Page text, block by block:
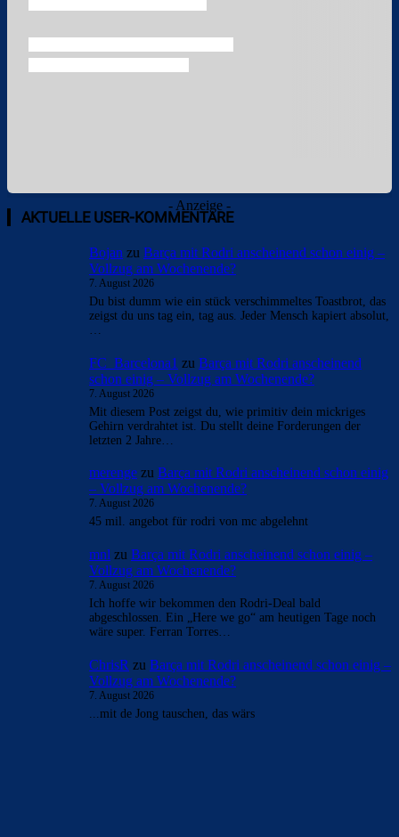
- Anzeige -
AKTUELLE USER-KOMMENTARE
Bojan zu Barça mit Rodri anscheinend schon einig –
Vollzug am Wochenende?
7. August 2026
Du bist dumm wie ein stück verschimmeltes Toastbrot, das
zeigst du uns tag ein, tag aus. Jeder Mensch kapiert absolut,
…
FC_Barcelona1 zu Barça mit Rodri anscheinend
schon einig – Vollzug am Wochenende?
7. August 2026
Mit diesem Post zeigst du, wie primitiv dein mickriges
Gehirn verdrahtet ist. Du stellt deine Forderungen der
letzten 2 Jahre…
merenge zu Barça mit Rodri anscheinend schon einig
– Vollzug am Wochenende?
7. August 2026
45 mil. angebot für rodri von mc abgelehnt
mnl zu Barça mit Rodri anscheinend schon einig –
Vollzug am Wochenende?
7. August 2026
Ich hoffe wir bekommen den Rodri-Deal bald
abgeschlossen. Ein „Here we go“ am heutigen Tage noch
wäre super. Ferran Torres…
ChrisR zu Barça mit Rodri anscheinend schon einig –
Vollzug am Wochenende?
7. August 2026
...mit de Jong tauschen, das wärs